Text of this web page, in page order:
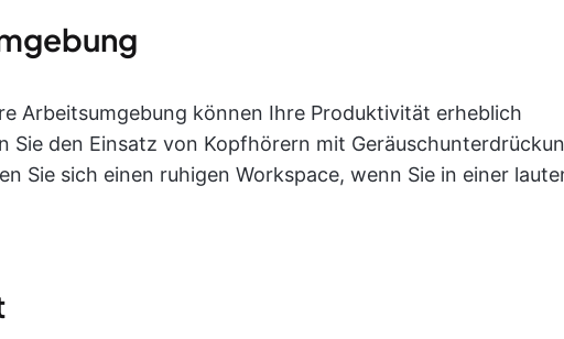
Arbeitsumgebung können Ihre Produktivität erheblich
Sie den Einsatz von Kopfhörern mit
Sie sich einen ruhigen Workspace, wenn Sie in einer